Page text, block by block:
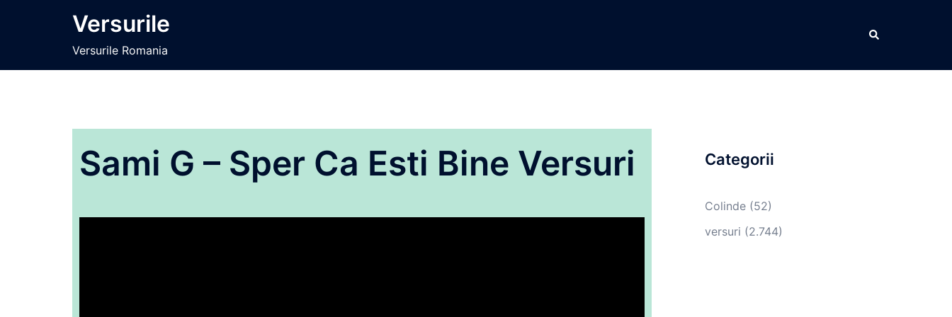
Versurile
Versurile Romania
Caută
Sami G – Sper Ca Esti Bine Versuri Categorii
Colinde(52)
versuri (2.744)